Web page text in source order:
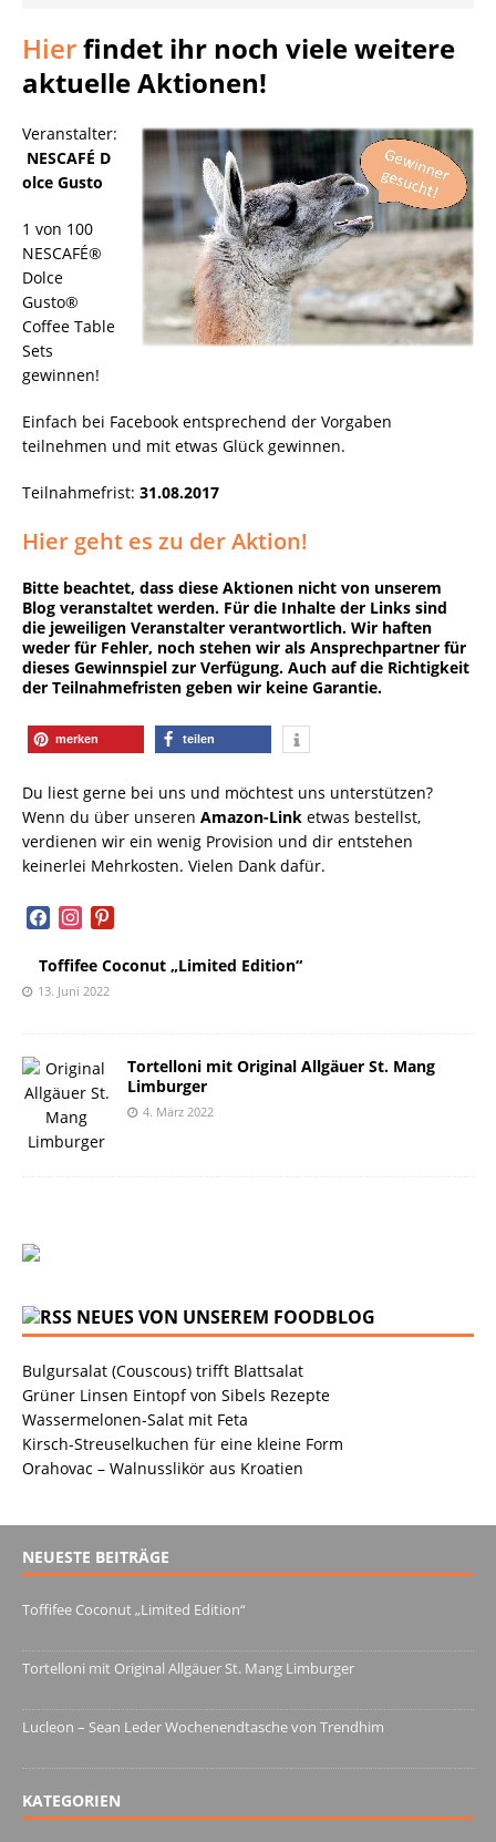
Hierfindet ihr noch viele weitere
aktuelle Aktionen!
Veranstalter:
NESCAFÉ D
olce Gusto
1 von 100
NESCAFÉ®
Dolce
Gusto®
Coffee Table
Sets
gewinnen!
Einfach bei Facebook entsprechend der Vorgaben
teilnehmen und mit etwas Glück gewinnen.
Teilnahmefrist: 31.08.2017
Hier geht es zu der Aktion!
Bitte beachtet, dass diese Aktionen nicht von unserem
Blog veranstaltet werden. Für die Inhalte der Links sind
die jeweiligen Veranstalter verantwortlich. Wir haften
weder für Fehler, noch stehen wir als Ansprechpartner für
dieses Gewinnspiel zur Verfügung. Auch auf die Richtigkeit
der Teilnahmefristen geben wir keine Garantie.
merken teilen
Du liest gerne bei uns und möchtest uns unterstützen?
Wenn du über unseren Amazon-Link etwas bestellst,
verdienen wir ein wenig Provision und dir entstehen
keinerlei Mehrkosten. Vielen Dank dafür.
facebookinstagram
pinterest
Toffifee Coconut „Limited Edition“
13. Juni 2022
Tortelloni mit Original Allgäuer St. Mang
Limburger
4. März 2022
NEUES VON UNSEREM FOODBLOG
Bulgursalat (Couscous) trifft Blattsalat
Grüner Linsen Eintopf von Sibels Rezepte
Wassermelonen-Salat mit Feta
Kirsch-Streuselkuchen für eine kleine Form
Orahovac – Walnusslikör aus Kroatien
NEUESTE BEITRÄGE
Toffifee Coconut „Limited Edition“
Tortelloni mit Original Allgäuer St. Mang Limburger
Lucleon – Sean Leder Wochenendtasche von Trendhim
KATEGORIEN